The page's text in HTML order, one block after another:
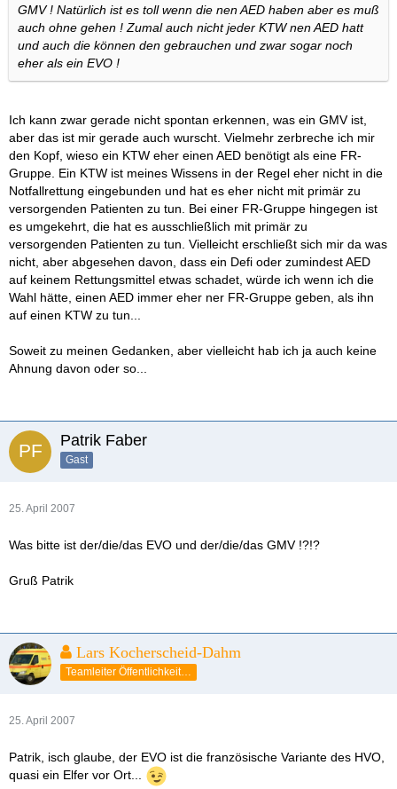
GMV ! Natürlich ist es toll wenn die nen AED haben aber es muß
auch ohne gehen ! Zumal auch nicht jeder KTW nen AED hatt
und auch die können den gebrauchen und zwar sogar noch
eher als ein EVO !
Ich kann zwar gerade nicht spontan erkennen, was ein GMV ist,
aber das ist mir gerade auch wurscht. Vielmehr zerbreche ich mir
den Kopf, wieso ein KTW eher einen AED benötigt als eine FR-
Gruppe. Ein KTW ist meines Wissens in der Regel eher nicht in die
Notfallrettung eingebunden und hat es eher nicht mit primär zu
versorgenden Patienten zu tun. Bei einer FR-Gruppe hingegen ist
es umgekehrt, die hat es ausschließlich mit primär zu
versorgenden Patienten zu tun. Vielleicht erschließt sich mir da was
nicht, aber abgesehen davon, dass ein Defi oder zumindest AED
auf keinem Rettungsmittel etwas schadet, würde ich wenn ich die
Wahl hätte, einen AED immer eher ner FR-Gruppe geben, als ihn
auf einen KTW zu tun...
Soweit zu meinen Gedanken, aber vielleicht hab ich ja auch keine
Ahnung davon oder so...
Patrik Faber
Gast
25. April 2007
Was bitte ist der/die/das EVO und der/die/das GMV !?!?
Gruß Patrik
Lars Kocherscheid-Dahm
Teamleiter Öffentlichkeitsarbeit
25. April 2007
Patrik, isch glaube, der EVO ist die französische Variante des HVO,
quasi ein Elfer vor Ort...